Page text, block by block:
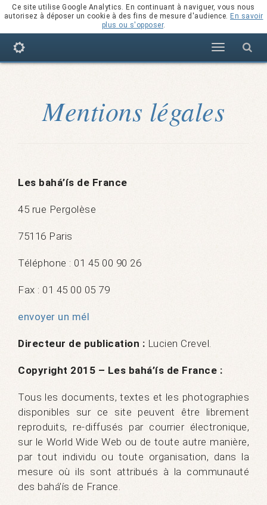
Ce site utilise Google Analytics. En continuant à naviguer, vous nous
autorisez à déposer un cookie à des fins de mesure d'audience. En savoir
plus ou s'opposer.
Navigation
Mentions légales
Les bahá’ís de France
45 rue Pergolèse
75116 Paris
Téléphone : 01 45 00 90 26
Fax : 01 45 00 05 79
envoyer un mél
Directeur de publication : Lucien Crevel.
Copyright 2015 – Les bahá’ís de France :
Tous les documents, textes et les photographies
disponibles sur ce site peuvent être librement
reproduits, re-diffusés par courrier électronique,
sur le World Wide Web ou de toute autre manière,
par tout individu ou toute organisation, dans la
mesure où ils sont attribués à la communauté
des bahá’ís de France.